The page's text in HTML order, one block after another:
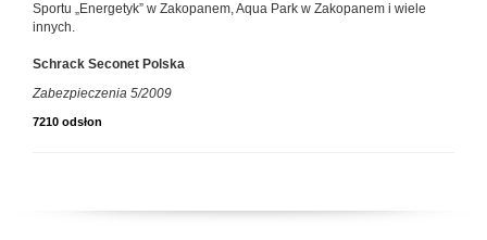
Sportu „Energetyk” w Zakopanem, Aqua Park w Zakopanem i wiele
innych.
Schrack Seconet Polska
Zabezpieczenia 5/2009
7210 odsłon